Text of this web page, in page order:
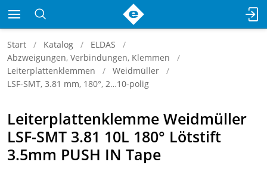
Start Katalog
ELDAS
Abzweigungen, Verbindungen, Klemmen
Leiterplattenklemmen
Weidmüller
LSF-SMT, 3.81 mm, 180°, 2…10-polig
Leiterplattenklemme Weidmüller
LSF-SMT 3.81 10L 180° Lötstift
3.5mm PUSH IN Tape